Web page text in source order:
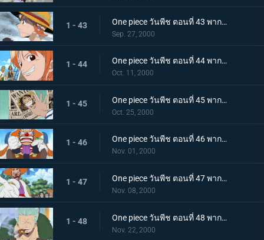
1 - 43 One piece วันพีช ตอนที่ 43 พากย์ไทย จักรวรรดิมนุษย์เงือกล่มสลาย! นามิคือพรรคพวกของฉัน
Sep. 27, 2000
1 - 44 One piece วันพีช ตอนที่ 44 พากย์ไทย ออกเดินทางด้วยรอยยิ้ม! ลาก่อนบ้านเกิด หมู่บ้านโคโคยาชิ
Oct. 11, 2000
1 - 45 One piece วันพีช ตอนที่ 45 พากย์ไทย ถูกตั้งค่าหัว ลูฟี่หมวกฟางดังก้องไปทั่วโลก
Oct. 25, 2000
1 - 46 One piece วันพีช ตอนที่ 46 พากย์ไทย ไล่ตามหมวกฟางไป การผจญภัยครั้งใหญ่ของบาร์กี้ตัวน้อย!
Nov. 01, 2000
1 - 47 One piece วันพีช ตอนที่ 47 พากย์ไทย ขอโทษที่ให้คอย กัปตันบาร์กี้คืนชีพแล้ว
Nov. 08, 2000
1 - 48 One piece วันพีช ตอนที่ 48 พากย์ไทย เมืองแห่งจุดเริ่มต้นและจุดจบ ขึ้นฝั่งที่โร้กทาวน์
Nov. 22, 2000